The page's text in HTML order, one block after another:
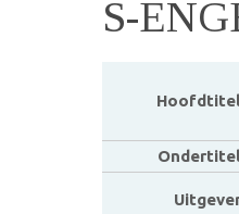
S-